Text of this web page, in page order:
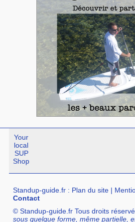
Your
local
SUP
Shop
Standup-guide.fr : Plan du site |
Contact
© Standup-guide.fr Tous droits
sous quelque forme, même partielle,